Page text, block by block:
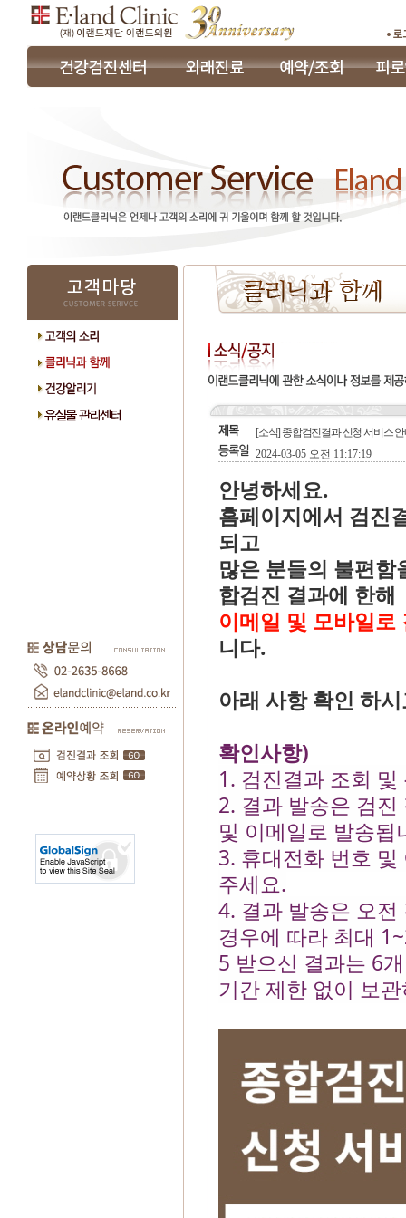
[소식] 종합검진결과 신청 서비스
2024-03-05 오전 11:17:19
안녕하세요.
홈페이지에서 검진
되고
많은 분들의 불편
합검진 결과에 한해
이메일 및 모바일
니다.
아래 사항 확인 하
확인사항)
1. 검진결과 조회
2. 결과 발송은 검
및 이메일로 발송됩
3. 휴대전화 번호
주세요.
4. 결과 발송은 오
경우에 따라 최대
5 받으신 결과는 6
기간 제한 없이 보